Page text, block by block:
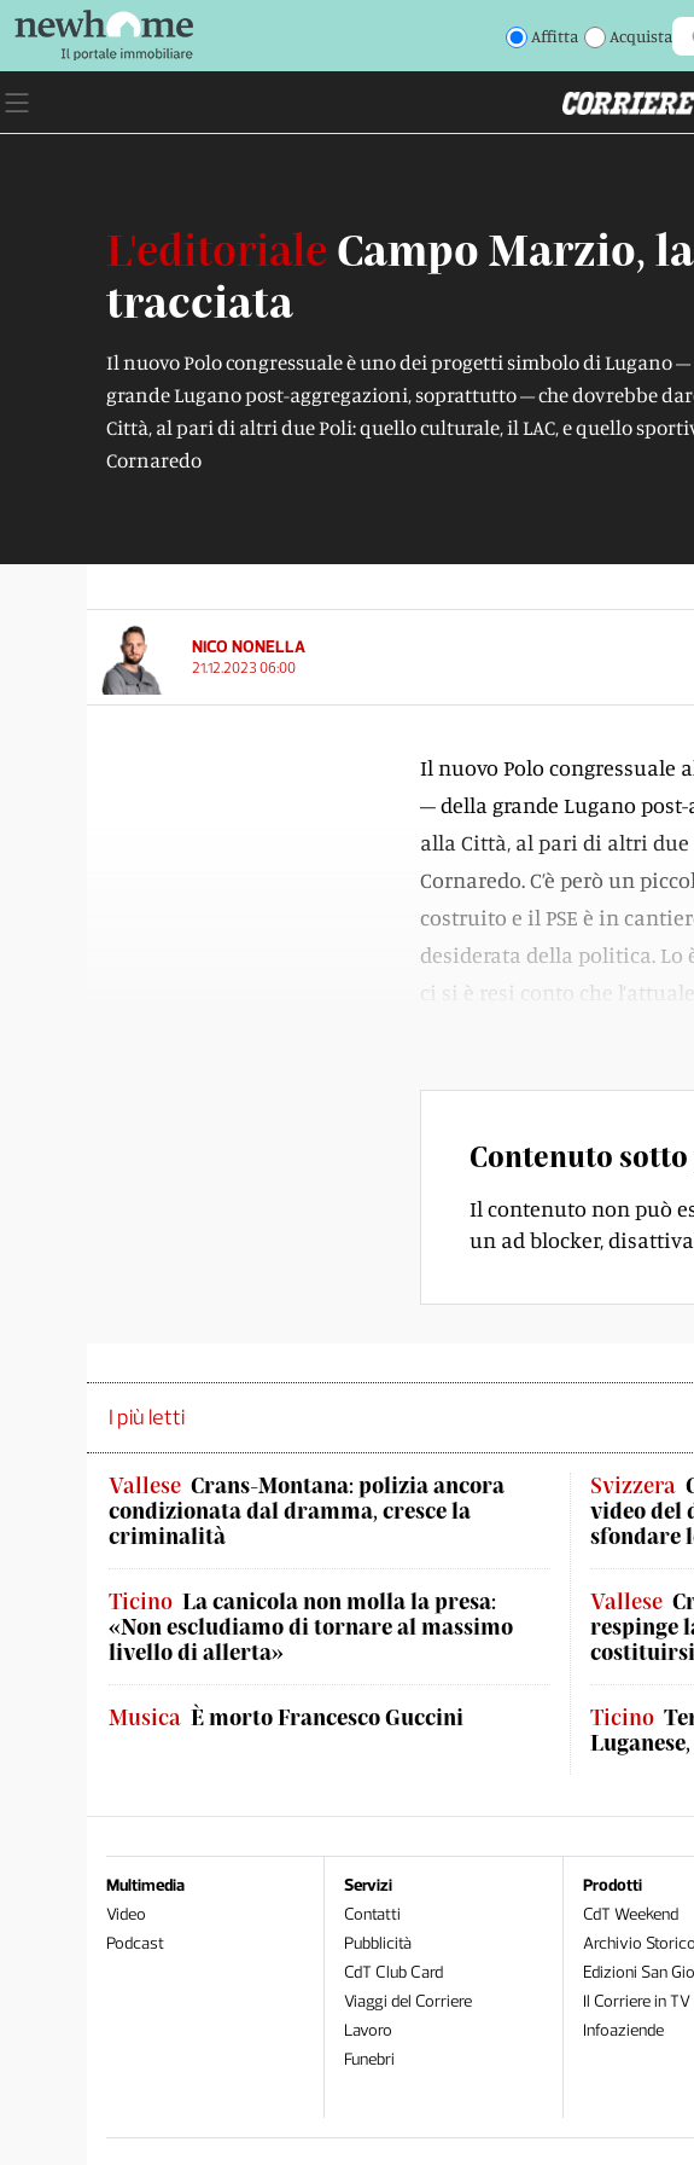
Affitta Acquista
L'editoriale Campo Marzio,
tracciata
Il nuovo Polo congressuale è uno dei progetti simbolo di Lugano
grande Lugano post-aggregazioni, soprattutto – che dovrebbe
Città, al pari di altri due Poli: quello culturale, il LAC, e quello
Cornaredo
NICO NONELLA
21.12.2023 06:00
Il nuovo Polo congressuale
– della grande Lugano
alla Città, al pari di altri due
Cornaredo. C’è però un
costruito e il PSE è in
desiderata della politica. Lo
ci si è resi conto che
Contenuto
Il contenuto non può
un ad blocker,
I più letti
Vallese Crans-Montana: polizia ancora
condizionata dal dramma, cresce la
criminalità
Ticino La canicola non molla la presa:
«Non escludiamo di tornare al massimo
livello di allerta»
Musica È morto Francesco Guccini
Svizzera
video del
sfondare
Vallese
respinge
Ticino
Multimedia
Video
Podcast
Servizi
Contatti
Pubblicità
CdT Club Card
Viaggi del Corriere
Lavoro
Funebri
Prodotti
CdT Weekend
Archivio Storico
Edizioni San
Il Corriere in TV
Infoaziende